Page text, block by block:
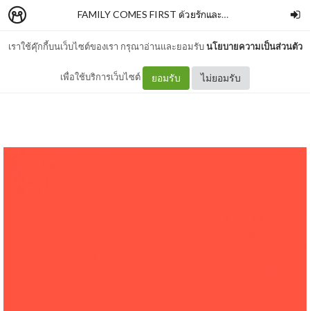
เราใช้คุ๊กกี้บนเว็บไซต์ของเรา กรุณาอ่านและยอมรับนโยบายความเป็นส่วนตัว
เพื่อใช้บริการเว็บไซต์ ยอมรับ ไม่ยอมรับ
FAMILY COMES FIRST ด้วยรักและผุพัง
01 วันที่ครอบครัวกลับบ้าน